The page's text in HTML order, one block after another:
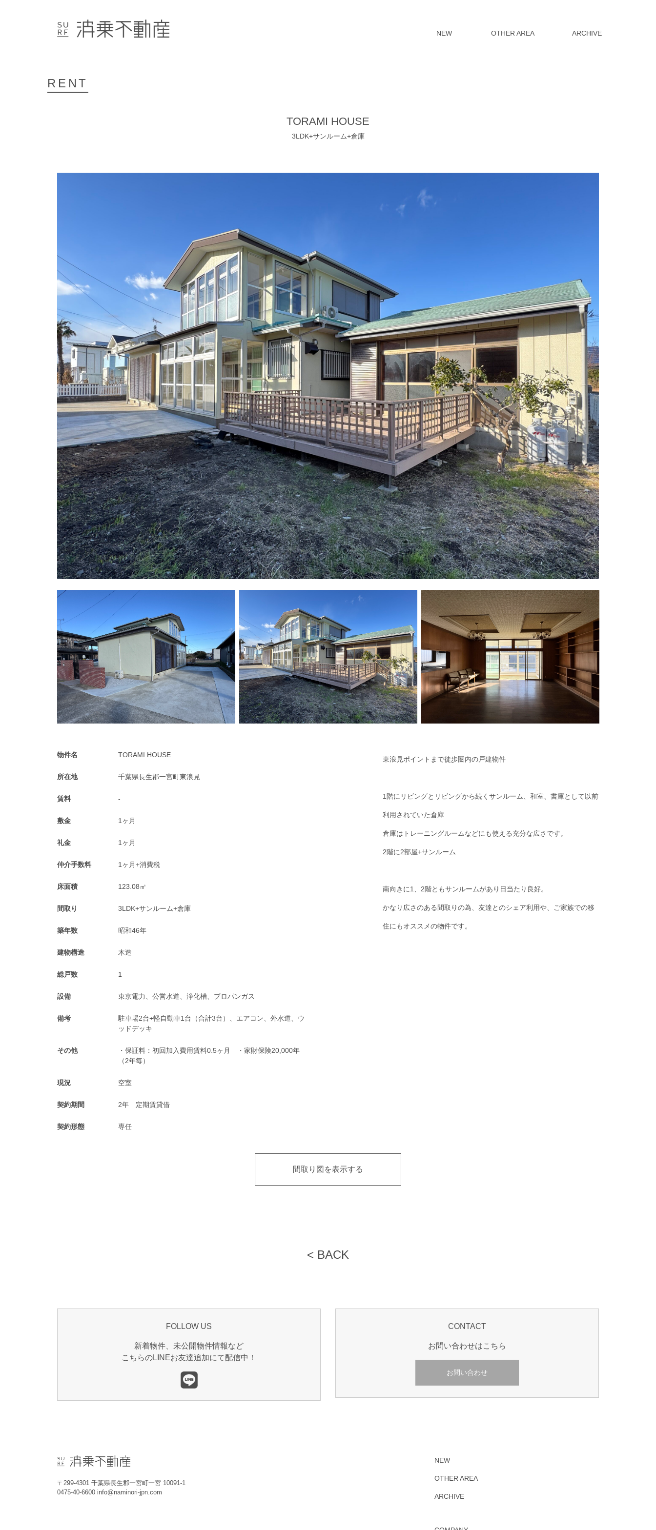
NEW OTHER AREA ARCHIVE
NEW
募集中物件のご紹介
ARCHIVE
RENT
TORAMI HOUSE
3LDK+サンルーム+倉庫
物件名 TORAMI HOUSE
所在地 千葉県長生郡一宮町東浪見
賃料 -
敷金 1ヶ月
礼金 1ヶ月
仲介手数料 1ヶ月+消費税
床面積 123.08㎡
間取り 3LDK+サンルーム+倉庫
築年数 昭和46年
建物構造 木造
総戸数 1
設備 東京電力、公営水道、浄化槽、プロパンガス
備考
駐車場2台+軽自動車1台（合計3台）、エアコン、外水道、ウ
ッドデッキ
その他
・保証料：初回加入費用賃料0.5ヶ月 ・家財保険20,000年
（2年毎）
現況 空室
契約期間 2年 定期賃貸借
契約形態 専任
東浪見ポイントまで徒歩圏内の戸建物件
1階にリビングとリビングから続くサンルーム、和室、書庫として以前
利用されていた倉庫
倉庫はトレーニングルームなどにも使える充分な広さです。
2階に2部屋+サンルーム
南向きに1、2階ともサンルームがあり日当たり良好。
かなり広さのある間取りの為、友達とのシェア利用や、ご家族での移
住にもオススメの物件です。
間取り図を表示する
< BACK
FOLLOW US
新着物件、未公開物件情報など
こちらのLINEお友達追加にて配信中！
CONTACT
お問い合わせはこちら
お問い合わせ
〒299-4301 千葉県長生郡一宮町一宮 10091-1
0475-40-6600 info@naminori-jpn.com
NEW
OTHER AREA
ARCHIVE